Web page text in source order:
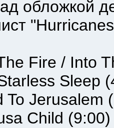
обложкой
/ Into
Sleep
Jerusalem
Child (9:00)